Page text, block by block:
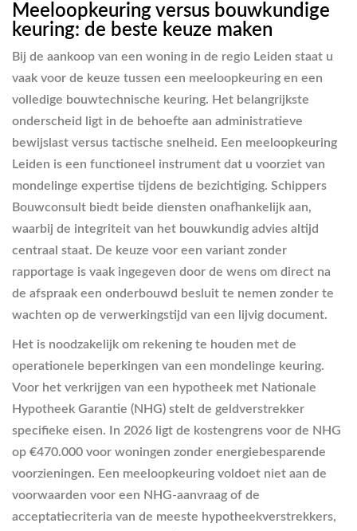
Meeloopkeuring versus bouwkundige
keuring: de beste keuze maken
Bij de aankoop van een woning in de regio Leiden staat u
vaak voor de keuze tussen een meeloopkeuring en een
volledige bouwtechnische keuring. Het belangrijkste
onderscheid ligt in de behoefte aan administratieve
bewijslast versus tactische snelheid. Een meeloopkeuring
Leiden is een functioneel instrument dat u voorziet van
mondelinge expertise tijdens de bezichtiging. Schippers
Bouwconsult biedt beide diensten onafhankelijk aan,
waarbij de integriteit van het bouwkundig advies altijd
centraal staat. De keuze voor een variant zonder
rapportage is vaak ingegeven door de wens om direct na
de afspraak een onderbouwd besluit te nemen zonder te
wachten op de verwerkingstijd van een lijvig document.
Het is noodzakelijk om rekening te houden met de
operationele beperkingen van een mondelinge keuring.
Voor het verkrijgen van een hypotheek met Nationale
Hypotheek Garantie (NHG) stelt de geldverstrekker
specifieke eisen. In 2026 ligt de kostengrens voor de NHG
op €470.000 voor woningen zonder energiebesparende
voorzieningen. Een meeloopkeuring voldoet niet aan de
voorwaarden voor een NHG-aanvraag of de
acceptatiecriteria van de meeste hypotheekverstrekkers,